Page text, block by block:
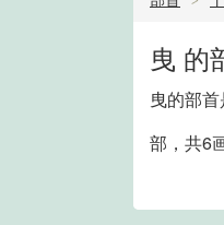
曳 的
曳的部
部，共6